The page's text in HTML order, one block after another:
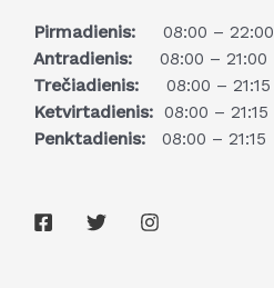
Pirmadienis: 08:00 – 22:00
Antradienis: 08:00 – 21:00
Trečiadienis: 08:00 – 21:15
Ketvirtadienis: 08:00 – 21:15
Penktadienis: 08:00 – 21:15